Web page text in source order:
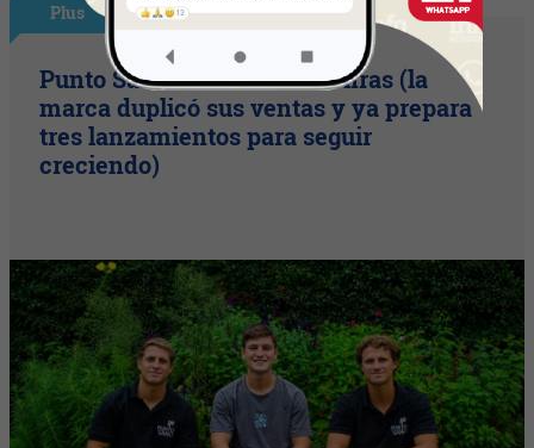
Plus
Punto Sano acelera a tres cifras (la
marca duplicó sus ventas y ya prepara
tres lanzamientos para seguir
creciendo)